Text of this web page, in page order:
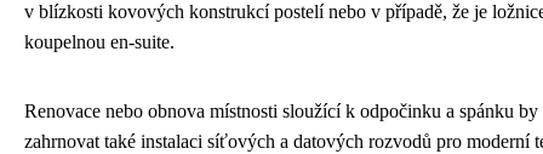
v blízkosti kovových konstrukcí postelí nebo v případě, že je
koupelnou en-suite.
Renovace nebo obnova místnosti sloužící k odpočinku a spánku by
zahrnovat také instalaci síťových a datových rozvodů pro moderní